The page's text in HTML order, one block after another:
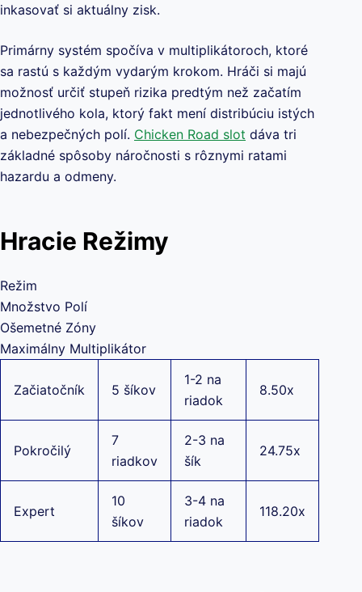
inkasovať si aktuálny zisk.
Primárny systém spočíva v multiplikátoroch, ktoré
sa rastú s každým vydarým krokom. Hráči si majú
možnosť určiť stupeň rizika predtým než začatím
jednotlivého kola, ktorý fakt mení distribúciu istých
a nebezpečných polí. Chicken Road slot dáva tri
základné spôsoby náročnosti s rôznymi ratami
hazardu a odmeny.
Hracie Režimy
Režim
Množstvo Polí
Ošemetné Zóny
Maximálny Multiplikátor
Začiatočník 5 šíkov
1-2 na
riadok
8.50x
Pokročilý
7
riadkov
2-3 na
šík
24.75x
Expert
10
šíkov
3-4 na
riadok
118.20x